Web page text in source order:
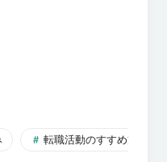
転職活動のすすめ方